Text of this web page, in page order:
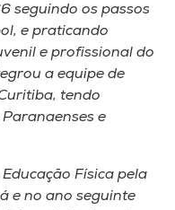
seguindo os passos
e praticando
e profissional do
a equipe de
tendo
e
Física pela
e no ano seguinte